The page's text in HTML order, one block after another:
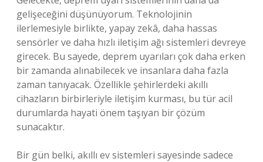
gelişeceğini düşünüyorum. Teknolojinin
ilerlemesiyle birlikte, yapay zekâ, daha hassas
sensörler ve daha hızlı iletişim ağı sistemleri devreye
girecek. Bu sayede, deprem uyarıları çok daha erken
bir zamanda alınabilecek ve insanlara daha fazla
zaman tanıyacak. Özellikle şehirlerdeki akıllı
cihazların birbirleriyle iletişim kurması, bu tür acil
durumlarda hayati önem taşıyan bir çözüm
sunacaktır.
Bir gün belki, akıllı ev sistemleri sayesinde sadece